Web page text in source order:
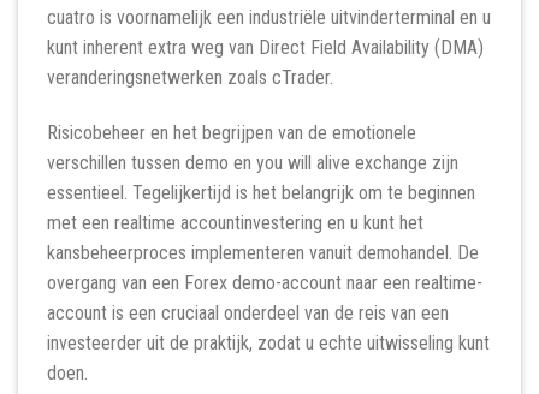
cuatro is voornamelijk een industriële uitvinderterminal en u
kunt inherent extra weg van Direct Field Availability (DMA)
veranderingsnetwerken zoals cTrader.
Risicobeheer en het begrijpen van de emotionele
verschillen tussen demo en you will alive exchange zijn
essentieel. Tegelijkertijd is het belangrijk om te beginnen
met een realtime accountinvestering en u kunt het
kansbeheerproces implementeren vanuit demohandel. De
overgang van een Forex demo-account naar een realtime-
account is een cruciaal onderdeel van de reis van een
investeerder uit de praktijk, zodat u echte uitwisseling kunt
doen.